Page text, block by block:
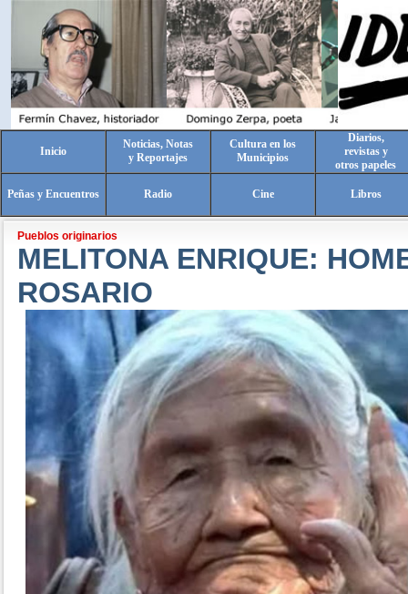
Inicio
Noticias, Notas
y Reportajes
Cultura en los
Municipios
Diarios,
revistas y
otros papeles
Peñas y Encuentros Radio Cine Libros
Pueblos originarios
MELITONA ENRIQUE:
ROSARIO